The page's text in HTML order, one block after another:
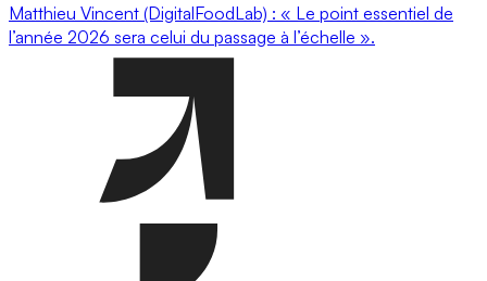
Matthieu Vincent (DigitalFoodLab) : « Le point essentiel de
l’année 2026 sera celui du passage à l’échelle ».